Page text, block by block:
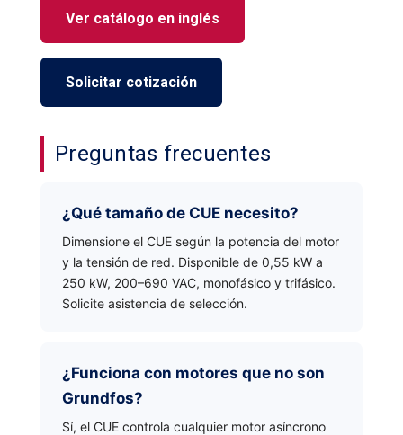
Ver catálogo en inglés
Solicitar cotización
Preguntas frecuentes
¿Qué tamaño de CUE necesito?
Dimensione el CUE según la potencia del motor
y la tensión de red. Disponible de 0,55 kW a
250 kW, 200–690 VAC, monofásico y trifásico.
Solicite asistencia de selección.
¿Funciona con motores que no son
Grundfos?
Sí, el CUE controla cualquier motor asíncrono